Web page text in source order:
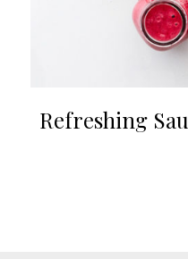
Refreshing